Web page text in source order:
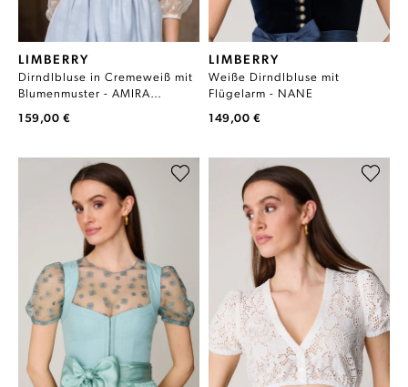
LIMBERRY
Dirndlbluse in Cremeweiß mit
Blumenmuster - AMIRA
159,00 €
LIMBERRY
Weiße Dirndlbluse mit
Flügelarm - NANE
149,00 €